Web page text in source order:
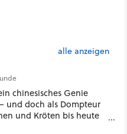
alle anzeigen
chinesisches Genie
und doch als Dompteur
und Kröten bis heute